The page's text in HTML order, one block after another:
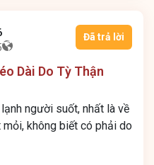
Đã trả lời
Dài Do Tỳ Thận
người suốt, nhất là về
không biết có phải do